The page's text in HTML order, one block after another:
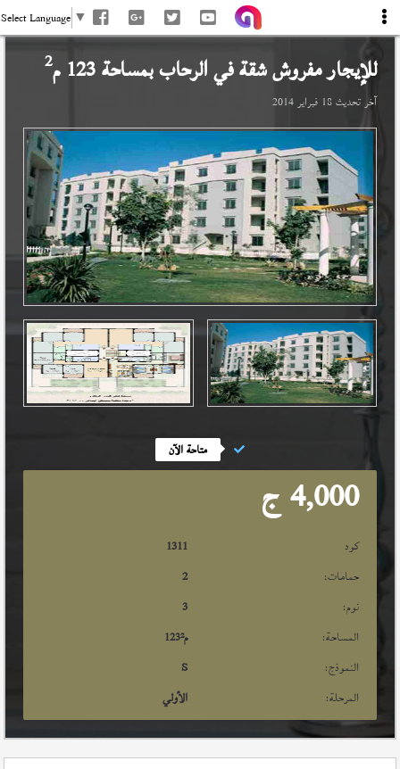
Select Language ▼
للإيجار مفروش شقة فيالرحاببمساحة 123 م 2
آخر تحديث18 فبراير 2014
متاحة الآن
4,000 ج
كود
1311
حمامات:
2
نوم:
3
المساحة:
123م²
النموذج:
S
المرحلة:
الأولي